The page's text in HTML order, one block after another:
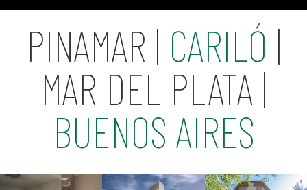
PINAMAR | CARILÓ |
MAR DEL PLATA |
BUENOS AIRES